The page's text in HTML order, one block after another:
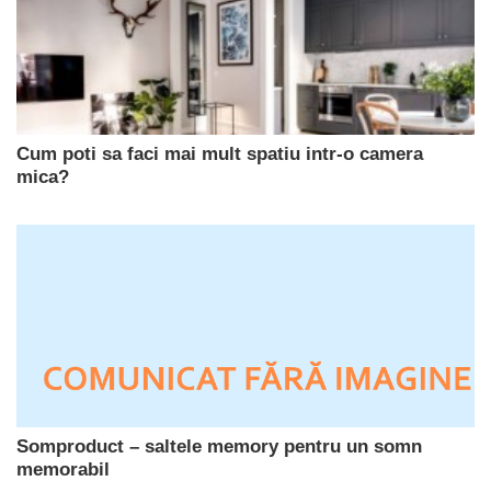
Cum poti sa faci mai mult spatiu intr-o camera
mica?
Somproduct – saltele memory pentru un somn
memorabil